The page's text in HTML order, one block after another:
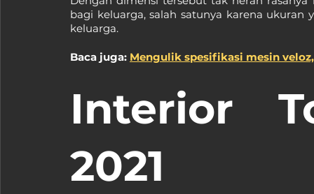
bagi keluarga, salah satunya karena
keluarga.
Baca juga: Mengulik spesifikasi mesin
Interior
2021